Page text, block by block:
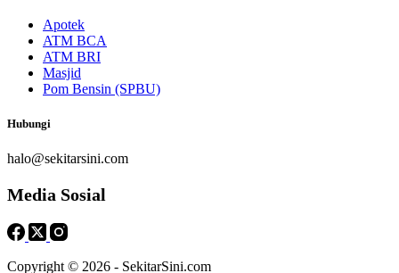
Apotek
ATM BCA
ATM BRI
Masjid
Pom Bensin (SPBU)
Hubungi
halo@sekitarsini.com
Media Sosial
Copyright © 2026 - SekitarSini.com